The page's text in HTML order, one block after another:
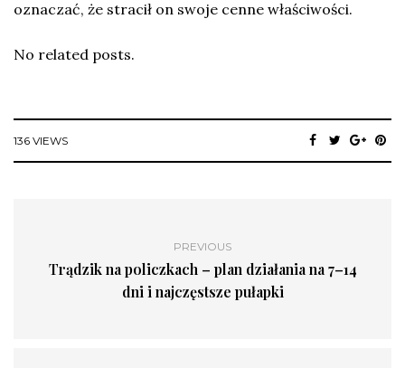
oznaczać, że stracił on swoje cenne właściwości.
No related posts.
136 VIEWS
PREVIOUS
Trądzik na policzkach – plan działania na 7–14
dni i najczęstsze pułapki